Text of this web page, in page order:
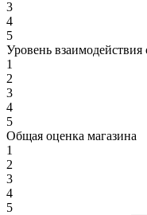
3
4
5
Уровень взаимодействия
1
2
3
4
5
Общая оценка магазина
1
2
3
4
5